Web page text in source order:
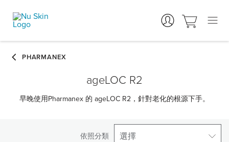
ageLOC R2
早晚使用Pharmanex 的 ageLOC R2，針對老化的根源下手。
依照分類 選擇